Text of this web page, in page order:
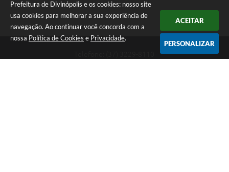
Prefeitura de Divinópolis e os cookies: nosso site
usa cookies para melhorar a sua experiência de
navegação. Ao continuar você concorda com a
nossa Política de Cookies e Privacidade.
ACEITAR
PERSONALIZAR